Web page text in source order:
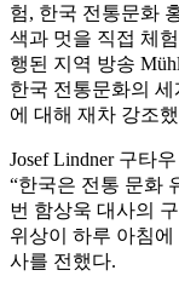
험, 한국 전통문화
색과 멋을 직접 체
행된 지역 방송
한국 전통문화의
에 대해 재차 강조
Josef Lindner 구타
“한국은 전통 문화
번 함상욱 대사의
위상이 하루 아침
사를 전했다.